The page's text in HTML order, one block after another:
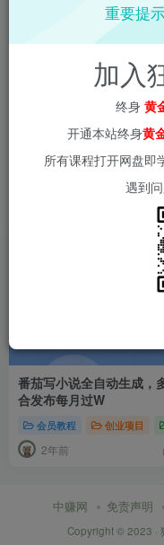
番茄写小说全自动生成，
合发布每月过W
会员教程 创业项目
2年前
中赚网 免责声明
Copyright © 2023 ·
重要提
加入
终身 黄
开通本站终身黄
所有课程打开网盘即
遇到